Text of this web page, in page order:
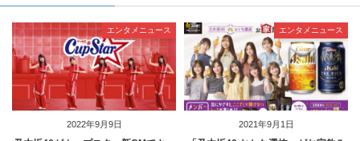
2022年9月9日
エンタメニュース
2021年9月1日
エンタメニュース